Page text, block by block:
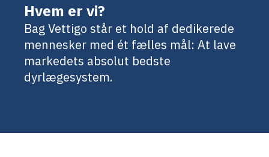
Hvem er vi?
Bag Vettigo står et hold af dedikerede
mennesker med ét fælles mål: At lave
markedets absolut bedste
dyrlægesystem.